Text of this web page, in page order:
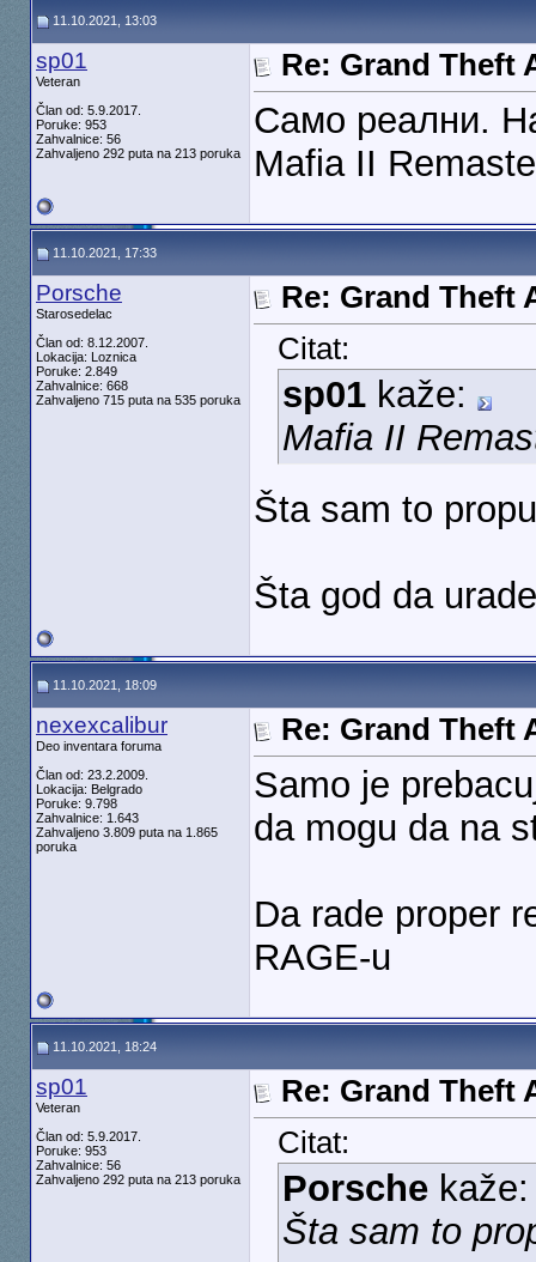
11.10.2021, 13:03
sp01
Veteran
Član od: 5.9.2017.
Poruke: 953
Zahvalnice: 56
Zahvaljeno 292 puta na 213 poruka
Re: Grand Theft
Само реални.
Mafia II
11.10.2021, 17:33
Porsche
Starosedelac
Član od: 8.12.2007.
Lokacija: Loznica
Poruke: 2.849
Zahvalnice: 668
Zahvaljeno 715 puta na 535 poruka
Re: Grand Theft
Citat:
sp01kaže:
Mafia II
Šta sam to
Šta god da
11.10.2021, 18:09
nexexcalibur
Deo inventara foruma
Član od: 23.2.2009.
Lokacija: Belgrado
Poruke: 9.798
Zahvalnice: 1.643
Zahvaljeno 3.809 puta na 1.865
poruka
Re: Grand Theft
Samo je
da mogu da na
Da rade proper
RAGE-u
11.10.2021, 18:24
sp01
Veteran
Član od: 5.9.2017.
Poruke: 953
Zahvalnice: 56
Zahvaljeno 292 puta na 213 poruka
Re: Grand Theft
Citat:
Porschekaže:
Šta sam to